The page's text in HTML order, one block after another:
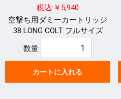
税込:￥5,940
空撃ち用ダミーカートリッジ
.38 LONG COLT フルサイズ
数量
カートに入れる